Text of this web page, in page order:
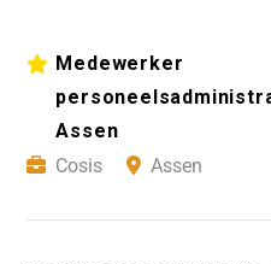
Medewerker
Assen
Cosis
Assen